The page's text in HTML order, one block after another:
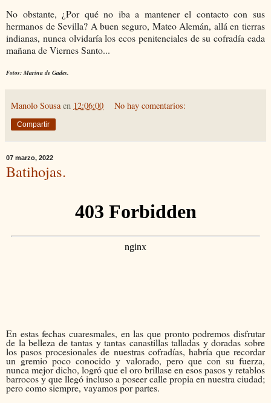
No obstante, ¿Por qué no iba a mantener el contacto con sus
hermanos de Sevilla? A buen seguro, Mateo Alemán, allá en tierras
indianas, nunca olvidaría los ecos penitenciales de su cofradía cada
mañana de Viernes Santo...
Fotos: Marina de Gades.
Manolo Sousa en 12:06:00 No hay comentarios:
Compartir
07 marzo, 2022
Batihojas.
En estas fechas cuaresmales, en las que pronto podremos disfrutar
de la belleza de tantas y tantas canastillas talladas y doradas sobre
los pasos procesionales de nuestras cofradías, habría que recordar
un gremio poco conocido y valorado, pero que con su fuerza,
nunca mejor dicho, logró que el oro brillase en esos pasos y retablos
barrocos y que llegó incluso a poseer calle propia en nuestra ciudad;
pero como siempre, vayamos por partes.